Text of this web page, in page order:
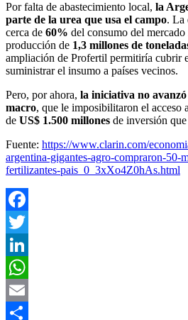
Por falta de abastecimiento local, la
parte de la urea que usa el campo. La
cerca de 60% del consumo del
producción de 1,3 millones de
ampliación de Profertil permitiría cubrir
suministrar el insumo a países vecinos.
Pero, por ahora, la iniciativa no
macro, que le imposibilitaron el acceso
de US$ 1.500 millones de inversión
Fuente: https://www.clarin.com/
argentina-gigantes-agro-compraron-50-
fertilizantes-pais_0_3xXo4Z0hAs.html
Facebook
Twitter
LinkedIn
WhatsApp
Email